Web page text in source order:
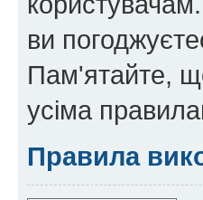
ви
Пам'ятайте,
усіма
Правила